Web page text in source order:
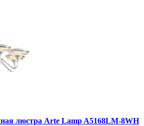
люстра Arte Lamp A5168LM-8WH